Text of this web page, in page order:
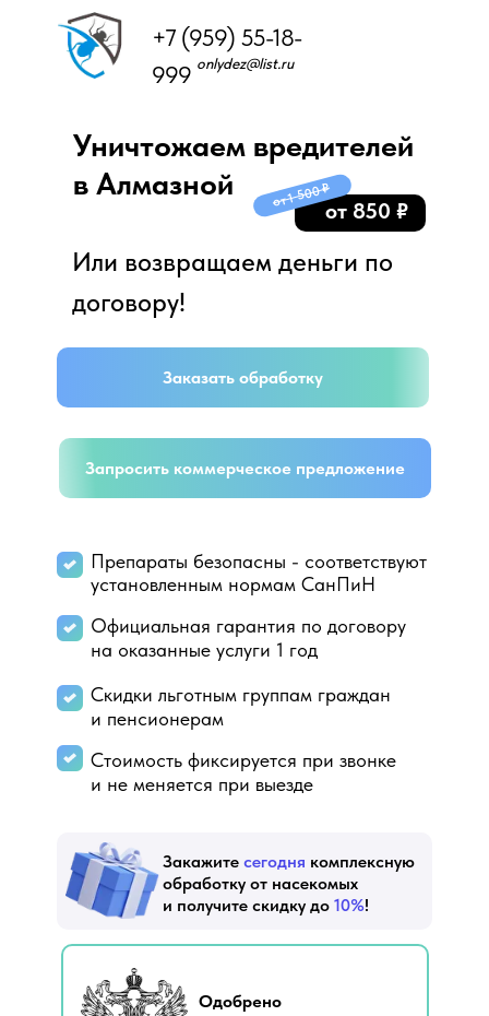
onlydez@list.ru
+7 (959) 55-18-
999
Одобрено
Закажите сегодня комплексную
обработку от насекомых
и получите скидку до 10%!
Официальная гарантия по договору
на оказанные услуги 1 год
Стоимость фиксируется при звонке
и не меняется при выезде
Заказать обработку
Запросить коммерческое предложение
Или возвращаем деньги по
договору!
Скидки льготным группам граждан
и пенсионерам
Уничтожаем вредителей
в Алмазной
Препараты безопасны - соответствуют
установленным нормам СанПиН
от 850 ₽
от 1 500 ₽